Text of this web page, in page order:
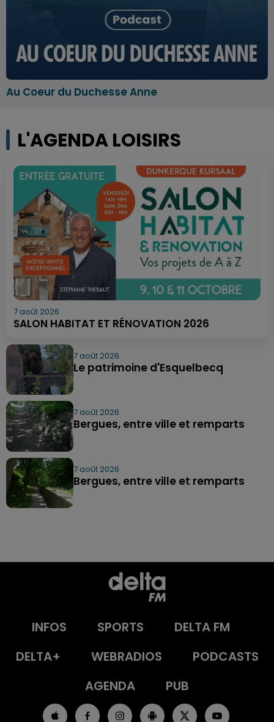
Au Coeur du Duchesse Anne
L'AGENDA LOISIRS
7 août 2026
SALON HABITAT ET RÉNOVATION 2026
7 août 2026
Le patrimoine d'Esquelbecq
7 août 2026
Bergues, entre ville et remparts
7 août 2026
Bergues, entre ville et remparts
INFOS SPORTS
DELTA FM
DELTA+
WEBRADIOS
PODCASTS
AGENDA
PUB